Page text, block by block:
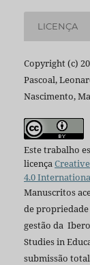
LICENÇA
Copyright (c)
Pascoal,
Nascimento,
Este trabalho
licença
4.0
Manuscritos
de
gestão da
Studies in
submissão